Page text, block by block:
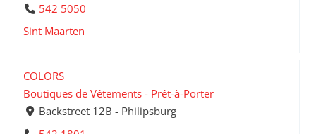
542 5050
Sint Maarten
COLORS
Boutiques de Vêtements - Prêt-à-Porter
Backstreet 12B - Philipsburg